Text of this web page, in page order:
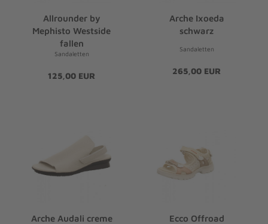
Allrounder by
Mephisto Westside
fallen
Sandaletten
125,00 EUR
Arche Ixoeda
schwarz
Sandaletten
265,00 EUR
Arche Audali creme
Ecco Offroad